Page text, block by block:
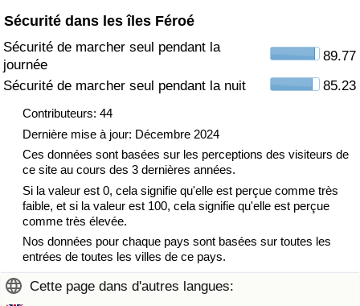
Sécurité dans les îles Féroé
Sécurité de marcher seul pendant la
journée
89.77
Sécurité de marcher seul pendant la nuit
85.23
Contributeurs: 44
Dernière mise à jour: Décembre 2024
Ces données sont basées sur les perceptions des visiteurs de
ce site au cours des 3 dernières années.
Si la valeur est 0, cela signifie qu'elle est perçue comme très
faible, et si la valeur est 100, cela signifie qu'elle est perçue
comme très élevée.
Nos données pour chaque pays sont basées sur toutes les
entrées de toutes les villes de ce pays.
Cette page dans d'autres langues:
Indice de Trafic (Actuel)
Indice de Trafic par Pays